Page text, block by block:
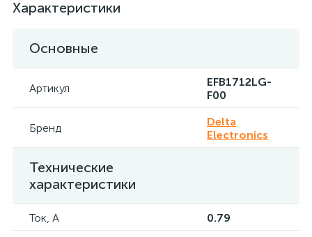
Характеристики
Основные
Артикул
EFB1712LG-
F00
Бренд
Delta
Electronics
Технические
характеристики
Ток, А
0.79